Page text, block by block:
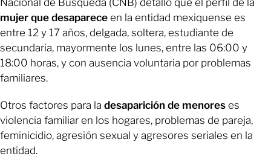
Nacional de Búsqueda (CNB) detalló que el perfil de la
mujer que desaparece en la entidad mexiquense es
entre 12 y 17 años, delgada, soltera, estudiante de
secundaria, mayormente los lunes, entre las 06:00 y
18:00 horas, y con ausencia voluntaria por problemas
familiares.
Otros factores para la desaparición de menores es
violencia familiar en los hogares, problemas de pareja,
feminicidio, agresión sexual y agresores seriales en la
entidad.